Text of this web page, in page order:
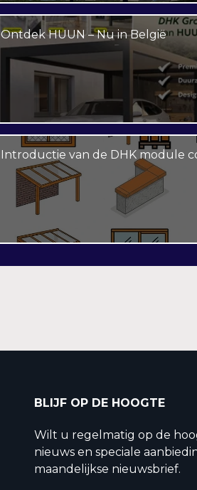
Ontdek HUUN – Nu in België
Introductie van de DHK module
BLIJF OP DE HOOGTE
Wilt u regelmatig op de
nieuws en speciale
maandelijkse nieuwsbrief.